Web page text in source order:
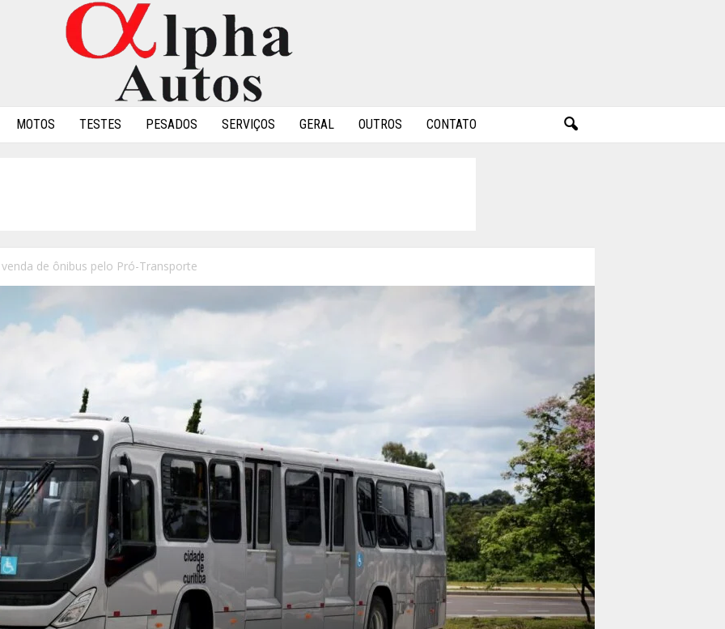
MOTOS TESTES PESADOS SERVIÇOS GERAL OUTROS CONTATO
de ônibus pelo Pró-Transporte